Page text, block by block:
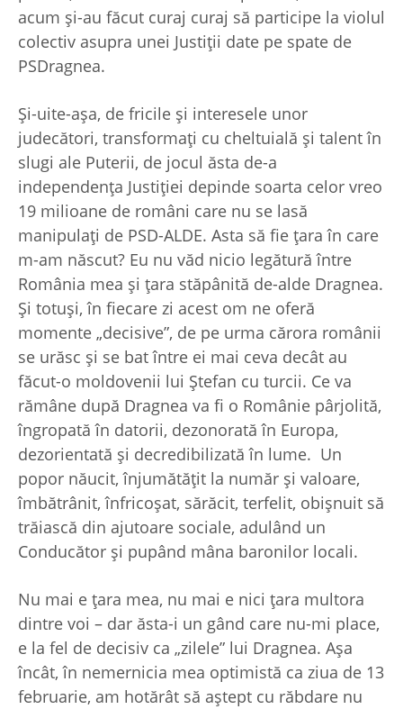
acum şi-au făcut curaj curaj să participe la violul
colectiv asupra unei Justiţii date pe spate de
PSDragnea.
Şi-uite-aşa, de fricile şi interesele unor
judecători, transformaţi cu cheltuială şi talent în
slugi ale Puterii, de jocul ăsta de-a
independenţa Justiţiei depinde soarta celor vreo
19 milioane de români care nu se lasă
manipulaţi de PSD-ALDE. Asta să fie ţara în care
m-am născut? Eu nu văd nicio legătură între
România mea şi ţara stăpânită de-alde Dragnea.
Şi totuşi, în fiecare zi acest om ne oferă
momente „decisive”, de pe urma cărora românii
se urăsc şi se bat între ei mai ceva decât au
făcut-o moldovenii lui Ştefan cu turcii. Ce va
rămâne după Dragnea va fi o Românie pârjolită,
îngropată în datorii, dezonorată în Europa,
dezorientată şi decredibilizată în lume. Un
popor năucit, înjumătăţit la număr şi valoare,
îmbătrânit, înfricoşat, sărăcit, terfelit, obişnuit să
trăiască din ajutoare sociale, adulând un
Conducător şi pupând mâna baronilor locali.
Nu mai e ţara mea, nu mai e nici ţara multora
dintre voi – dar ăsta-i un gând care nu-mi place,
e la fel de decisiv ca „zilele” lui Dragnea. Aşa
încât, în nemernicia mea optimistă ca ziua de 13
februarie, am hotărât să aştept cu răbdare nu